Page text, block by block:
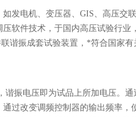
发电机、变压器、GIS、高压交
软件技术，于国内高压试验行业
谐振成套试验装置，*符合国家
振电压即为试品上所加电压。
过改变调频控制器的输出频率，